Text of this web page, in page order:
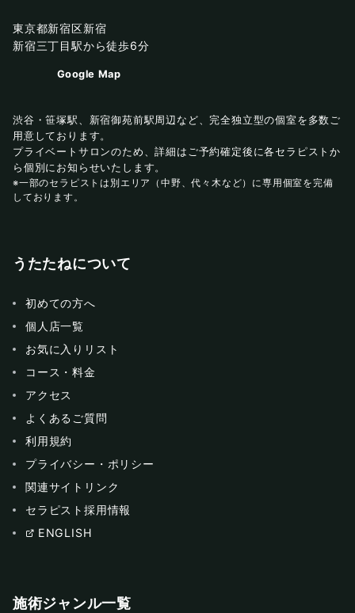
東京都新宿区新宿
新宿三丁目駅から徒歩6分
Google Map
渋谷・笹塚駅、新宿御苑前駅周辺など、完全独立型の個室を多数ご
用意しております。
プライベートサロンのため、詳細はご予約確定後に各セラピストか
ら個別にお知らせいたします。
※一部のセラピストは別エリア（中野、代々木など）に専用個室を完備
しております。
うたたねについて
初めての方へ
個人店一覧
お気に入りリスト
コース・料金
アクセス
よくあるご質問
利用規約
プライバシー・ポリシー
関連サイトリンク
セラピスト採用情報
ENGLISH
施術ジャンル一覧